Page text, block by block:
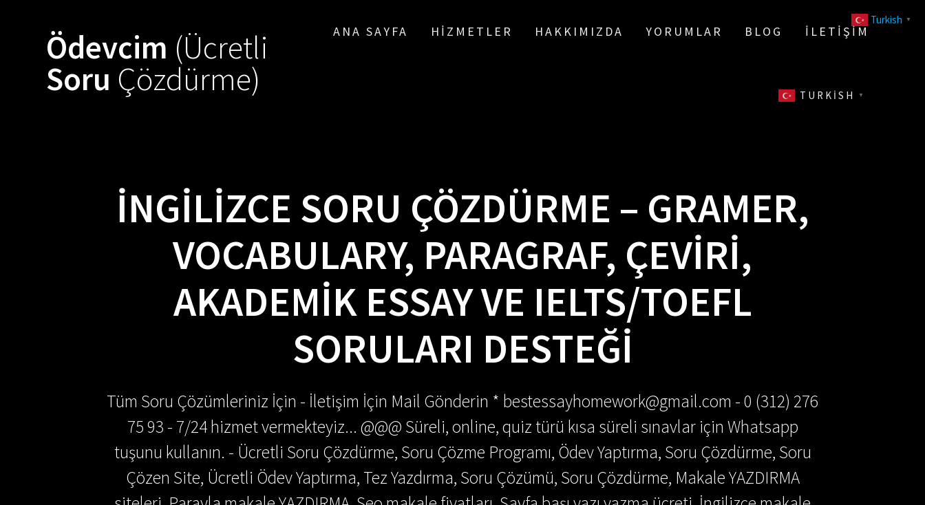
Ödevcim (Ücretli
Soru Çözdürme)
ANA SAYFA HIZMETLER HAKKIMIZDA YORUMLAR BLOG İLETIŞIM
TURKISH ▼
İNGILIZCE SORU ÇÖZDÜRME – GRAMER,
VOCABULARY, PARAGRAF, ÇEVIRI,
AKADEMIK ESSAY VE IELTS/TOEFL
SORULARI DESTEĞI
Tüm Soru Çözümleriniz İçin - İletişim İçin Mail Gönderin * bestessayhomework@gmail.com - 0 (312) 276
75 93 - 7/24 hizmet vermekteyiz... @@@ Süreli, online, quiz türü kısa süreli sınavlar için Whatsapp
tuşunu kullanın. - Ücretli Soru Çözdürme, Soru Çözme Programı, Ödev Yaptırma, Soru Çözdürme, Soru
Çözen Site, Ücretli Ödev Yaptırma, Tez Yazdırma, Soru Çözümü, Soru Çözdürme, Makale YAZDIRMA
Turkish ▼